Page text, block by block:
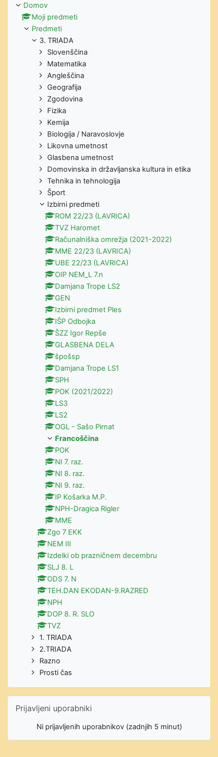
Domov
Moji predmeti
Predmeti
3. TRIADA
Slovenščina
Matematika
Angleščina
Geografija
Zgodovina
Fizika
Kemija
Biologija / Naravoslovje
Likovna umetnost
Glasbena umetnost
Domovinska in državljanska kultura in etika
Tehnika in tehnologija
Šport
Izbirni predmeti
ROM 22/23 (LAVRICA)
TVZ Haromet
Računalniška omrežja (2021-2022)
MME 22/23 (LAVRICA)
UBE 22/23 (LAVRICA)
OIP NEM_L 7.n
Damjana Trope LS2
GEN
Izbirni predmet Ples
IŠP Odbojka
ŠZZ Igor Repše
GLASBENA DELA
špošsp
Damjana Trope LS1
SPH
POK (2021/2022)
LS3
LS2
OGL - Sašo Pirnat
Francoščina
POK
NI 7. raz.
NI 8. raz.
NI 9. raz.
IP Košarka M.P.
NPH-Dragica Rigler
MME
Zgo 7 EKK
NEM III
Izdelki ob prazničnem decembru
SLJ 8. L
ODS 7. N
TEH.DAN EKODAN-9.RAZRED
NPH
DOP 8. R. SLO
TVZ
1. TRIADA
2.TRIADA
Razno
Prosti čas
Preskoči Prijavljeni uporabniki
Prijavljeni uporabniki
Ni prijavljenih uporabnikov (zadnjih 5 minut)